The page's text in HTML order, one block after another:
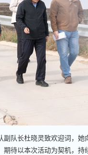
队长杜晓灵致欢迎词，她
待以本次活动为契机，持